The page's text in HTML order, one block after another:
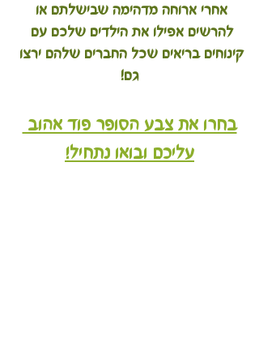
אחרי ארוחה מדהימה שבישלתם או
להרשים אפילו את הילדים שלכם עם
קינוחים בריאים שכל החברים שלהם ירצו
גם!
בחרו את צבע הסופר פוד אהוב
עליכם ובואו נתחיל!